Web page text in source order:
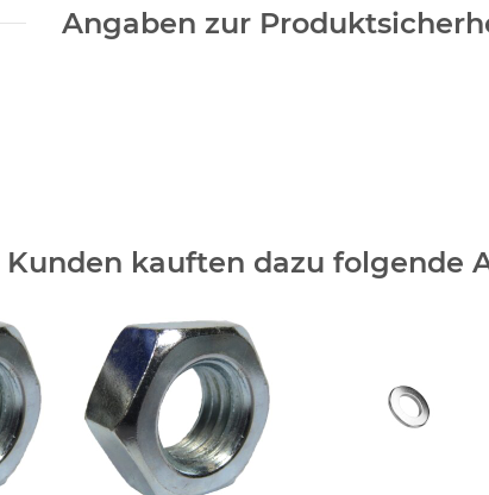
Angaben zur
Kunden kauften dazu folgende